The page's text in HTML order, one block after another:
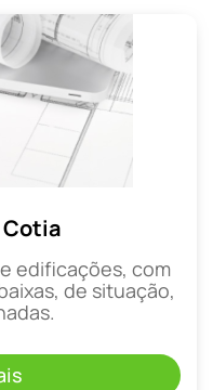
edificações, com
de situação,